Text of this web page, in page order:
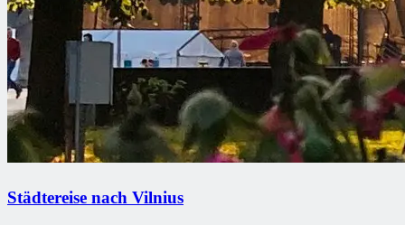
Städtereise nach Vilnius